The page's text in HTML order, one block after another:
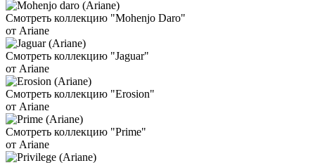
Смотреть коллекцию "Mohenjo Daro"
от Ariane
Смотреть коллекцию "Jaguar"
от Ariane
Смотреть коллекцию "Erosion"
от Ariane
Смотреть коллекцию "Prime"
от Ariane